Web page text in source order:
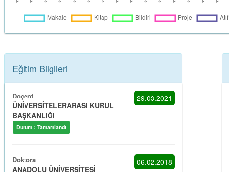
Eğitim Bilgileri
Doçent 29.03.2021
ÜNİVERSİTELERARASI KURUL
BAŞKANLIĞI
Durum : Tamamlandı
Doktora 06.02.2018
ANADOLU ÜNİVERSİTESİ